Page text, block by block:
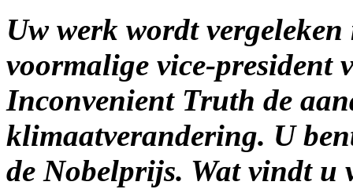
Uw werk wordt
voormalige vice-president
Inconvenient Truth de
klimaatverandering. U
de Nobelprijs. Wat vindt u